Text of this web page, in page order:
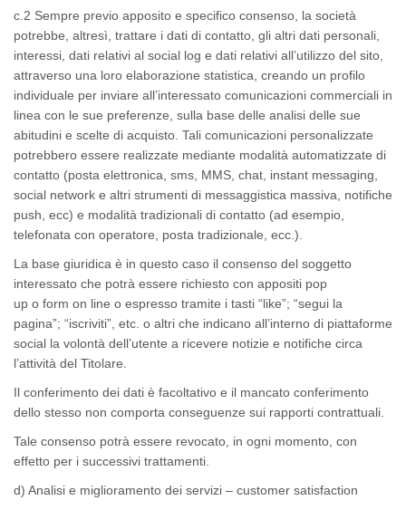
c.2 Sempre previo apposito e specifico consenso, la società
potrebbe, altresì, trattare i dati di contatto, gli altri dati personali,
interessi, dati relativi al social log e dati relativi all’utilizzo del sito,
attraverso una loro elaborazione statistica, creando un profilo
individuale per inviare all’interessato comunicazioni commerciali in
linea con le sue preferenze, sulla base delle analisi delle sue
abitudini e scelte di acquisto. Tali comunicazioni personalizzate
potrebbero essere realizzate mediante modalità automatizzate di
contatto (posta elettronica, sms, MMS, chat, instant messaging,
social network e altri strumenti di messaggistica massiva, notifiche
push, ecc) e modalità tradizionali di contatto (ad esempio,
telefonata con operatore, posta tradizionale, ecc.).
La base giuridica è in questo caso il consenso del soggetto
interessato che potrà essere richiesto con appositi pop
up o form on line o espresso tramite i tasti “like”; “segui la
pagina”; “iscriviti”, etc. o altri che indicano all’interno di piattaforme
social la volontà dell’utente a ricevere notizie e notifiche circa
l’attività del Titolare.
Il conferimento dei dati è facoltativo e il mancato conferimento
dello stesso non comporta conseguenze sui rapporti contrattuali.
Tale consenso potrà essere revocato, in ogni momento, con
effetto per i successivi trattamenti.
d) Analisi e miglioramento dei servizi – customer satisfaction